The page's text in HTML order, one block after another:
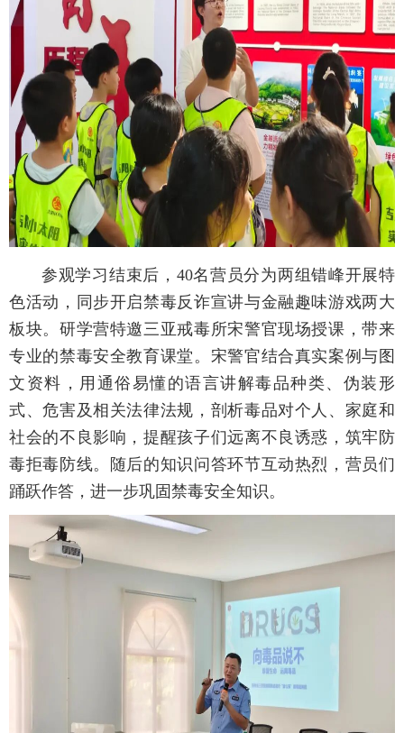
参观学习结束后，40名营员分为两组错峰开展特
色活动，同步开启禁毒反诈宣讲与金融趣味游戏两大
板块。研学营特邀三亚戒毒所宋警官现场授课，带来
专业的禁毒安全教育课堂。宋警官结合真实案例与图
文资料，用通俗易懂的语言讲解毒品种类、伪装形
式、危害及相关法律法规，剖析毒品对个人、家庭和
社会的不良影响，提醒孩子们远离不良诱惑，筑牢防
毒拒毒防线。随后的知识问答环节互动热烈，营员们
踊跃作答，进一步巩固禁毒安全知识。